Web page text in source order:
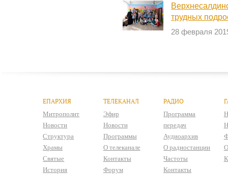
трудных
28 февраля
ЕПАРХИЯ
Митрополит
Новости
Структура
Храмы
Святые
История
ТЕЛЕКАНАЛ
Эфир
Новости
Программы
О телеканале
Контакты
Форум
РАДИО
Программа
передач
Аудиоархив
О радиостанции
Частоты
Контакты